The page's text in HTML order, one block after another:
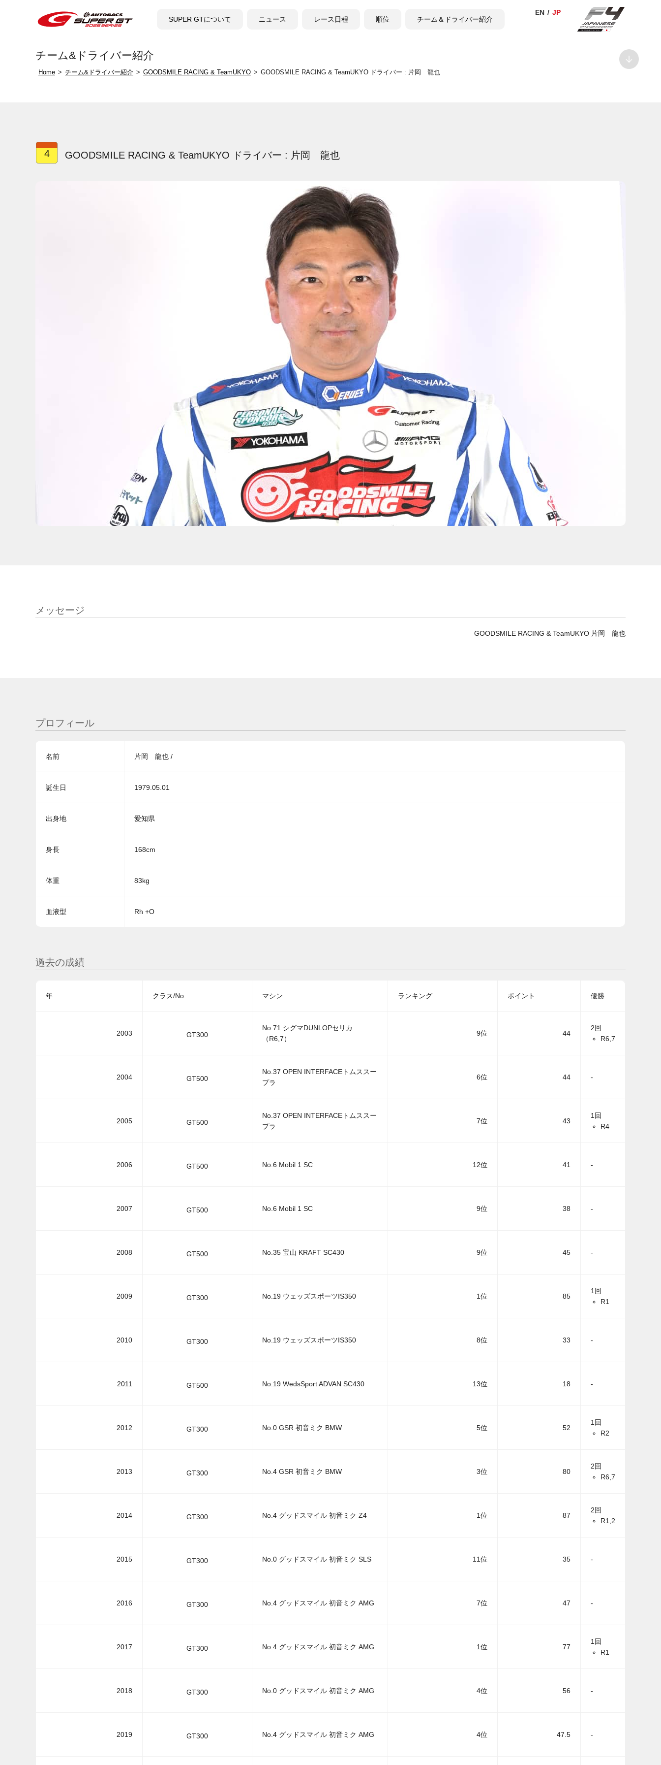
SUPER GTについて ニュース レース日程 順位 チーム＆ドライバー紹介
チーム&ドライバー紹介
Home チーム&ドライバー紹介 GOODSMILE RACING & TeamUKYO GOODSMILE RACING & TeamUKYO ドライバー : 片岡 龍也
4 GOODSMILE RACING & TeamUKYO ドライバー : 片岡 龍也
メッセージ
GOODSMILE RACING & TeamUKYO 片岡 龍也
プロフィール
名前 片岡 龍也 /
誕生日 1979.05.01
出身地 愛知県
身長 168cm
体重 83kg
血液型 Rh +O
過去の成績
年 クラス/No. マシン ランキング ポイント 優勝
2003 GT300
No.71 シグマDUNLOPセリカ
（R6,7）
9位 44
2回
R6,7
2004 GT500
No.37 OPEN INTERFACEトムススー
プラ
6位 44 -
2005 GT500
No.37 OPEN INTERFACEトムススー
プラ
7位 43
1回
R4
2006 GT500 No.6 Mobil 1 SC 12位 41 -
2007 GT500 No.6 Mobil 1 SC 9位 38 -
2008 GT500 No.35 宝山 KRAFT SC430 9位 45 -
2009 GT300 No.19 ウェッズスポーツIS350 1位 85
1回
R1
2010 GT300 No.19 ウェッズスポーツIS350 8位 33 -
2011 GT500 No.19 WedsSport ADVAN SC430 13位 18 -
2012 GT300 No.0 GSR 初音ミク BMW 5位 52
1回
R2
2013 GT300 No.4 GSR 初音ミク BMW 3位 80
2回
R6,7
2014 GT300 No.4 グッドスマイル 初音ミク Z4 1位 87
2回
R1,2
2015 GT300 No.0 グッドスマイル 初音ミク SLS 11位 35 -
2016 GT300 No.4 グッドスマイル 初音ミク AMG 7位 47 -
2017 GT300 No.4 グッドスマイル 初音ミク AMG 1位 77
1回
R1
2018 GT300 No.0 グッドスマイル 初音ミク AMG 4位 56 -
2019 GT300 No.4 グッドスマイル 初音ミク AMG 4位 47.5 -